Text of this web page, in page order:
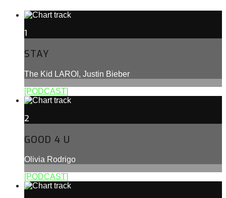
1
STAY
The Kid LAROI, Justin Bieber
[PODCAST]
2
GOOD 4 U
Olivia Rodrigo
[PODCAST]